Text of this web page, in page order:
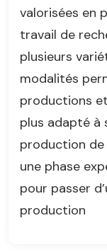
valorisées en
travail de
plusieurs
modalités
productions
plus adapté à
production de
une phase
pour passer
production